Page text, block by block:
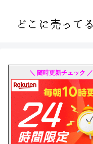
＼ 随時更新チェック ／